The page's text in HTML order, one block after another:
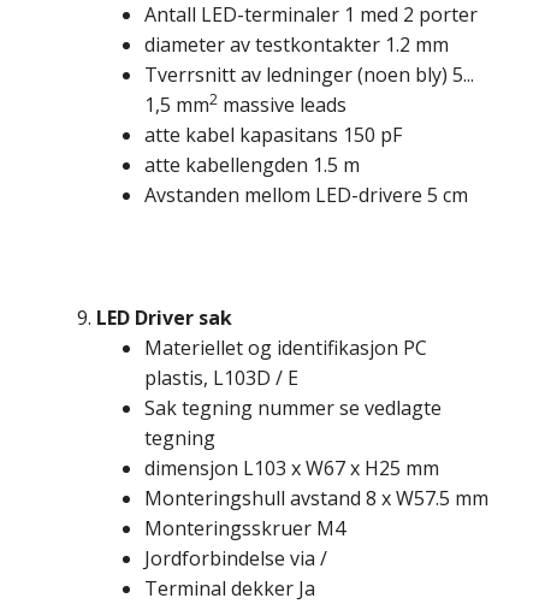
Antall LED-terminaler 1 med 2 porter
diameter av testkontakter 1.2 mm
Tverrsnitt av ledninger (noen bly) 5...
1,5 mm2 massive leads
atte kabel kapasitans 150 pF
atte kabellengden 1.5 m
Avstanden mellom LED-drivere 5 cm
LED Driver sak
Materiellet og identifikasjon PC
plastis, L103D / E
Sak tegning nummer se vedlagte
tegning
dimensjon L103 x W67 x H25 mm
Monteringshull avstand 8 x W57.5 mm
Monteringsskruer M4
Jordforbindelse via /
Terminal dekker Ja